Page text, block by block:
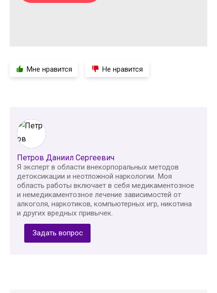
Мне нравится Не нравится
Петров Даниил Сергеевич
Я эксперт в области внекорпоральных методов
детоксикации и неотложной наркологии. Моя
область работы включает в себя медикаментозное
и немедикаментозное лечение зависимостей от
алкоголя, наркотиков, компьютерных игр, никотина
и других вредных привычек.
Задать вопрос